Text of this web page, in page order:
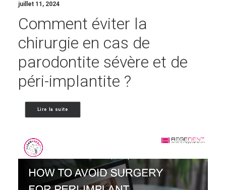
juillet 11, 2024
Comment éviter la
chirurgie en cas de
parodontite sévère et de
péri-implantite ?
Lire la suite